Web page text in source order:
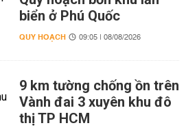
biển ở Phú Quốc
QUY HOẠCH 09:05 | 08/08/2026
9 km tường chống ồn trên
Vành đai 3 xuyên khu đô
thị TP HCM